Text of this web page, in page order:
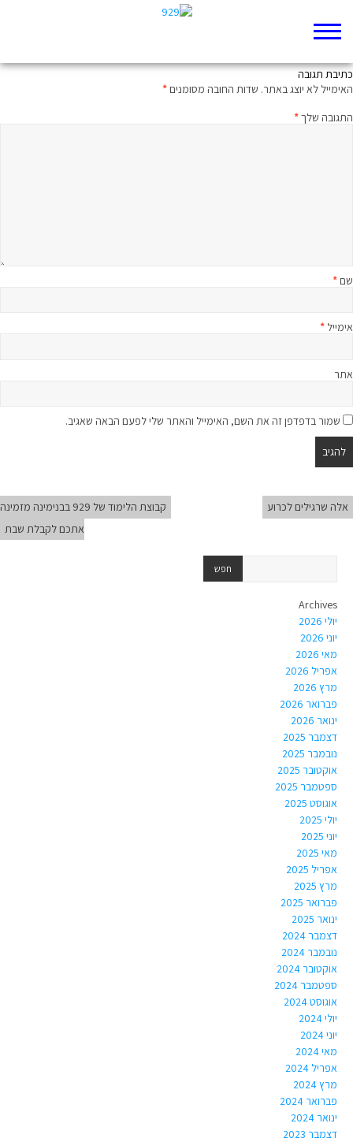
כתיבת תגובה
האימייל לא יוצג באתר. שדות החובה מסומנים*
התגובה שלך*
שם*
אימייל *
אתר
שמור בדפדפן זה את השם, האימייל והאתר שלי לפעם הבאה שאגיב.
אלה שרגילים לכרוע
קבוצת הלימוד של 929 בבנימינה מזמינה
אתכם לקבלת שבת
Archives
יולי 2026
יוני 2026
מאי 2026
אפריל 2026
מרץ 2026
פברואר 2026
ינואר 2026
דצמבר 2025
נובמבר 2025
אוקטובר 2025
ספטמבר 2025
אוגוסט 2025
יולי 2025
יוני 2025
מאי 2025
אפריל 2025
מרץ 2025
פברואר 2025
ינואר 2025
דצמבר 2024
נובמבר 2024
אוקטובר 2024
ספטמבר 2024
אוגוסט 2024
יולי 2024
יוני 2024
מאי 2024
אפריל 2024
מרץ 2024
פברואר 2024
ינואר 2024
דצמבר 2023